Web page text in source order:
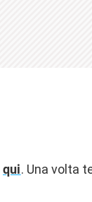
qui. Una volta